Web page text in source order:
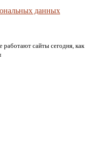
данных
сайты сегодня, как